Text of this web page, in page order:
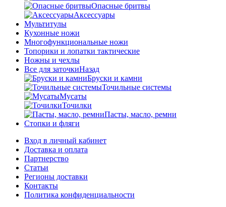
Опасные бритвы
Аксессуары
Мультитулы
Кухонные ножи
Многофункциональные ножи
Топорики и лопатки тактические
Ножны и чехлы
Все для заточкиНазад
Бруски и камни
Точильные системы
Мусаты
Точилки
Пасты, масло, ремни
Стопки и фляги
Вход в личный кабинет
Доставка и оплата
Партнерство
Статьи
Регионы доставки
Контакты
Политика конфиденциальности